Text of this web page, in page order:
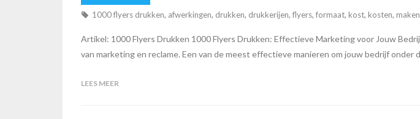
1000 flyers drukken, afwerkingen, drukken, drukkerijen, flyers, formaat, kost, kosten, maken
Artikel: 1000 Flyers Drukken 1000 Flyers Drukken: Effectieve Marketing voor Jouw
van marketing en reclame. Een van de meest effectieve manieren om jouw bedrijf
LEES MEER